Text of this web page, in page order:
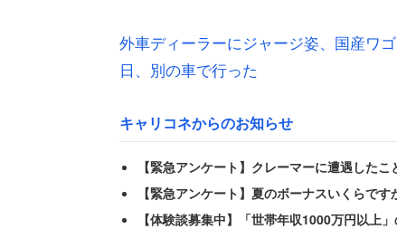
倒産の前兆は、ボーナスの大幅カット
「同業他社で破綻があり、自分の会社
まさにドミノ倒しのように状況が悪化
せずに会社の再建」に努める道を選ん
外車ディーラーにジャージ姿、国産ワ
日、別の車で行った
キャリコネからのお知らせ
【緊急アンケート】クレーマーに遭遇したこ
【緊急アンケート】夏のボーナスいくらです
【体験談募集中】「世帯年収1000万円以上